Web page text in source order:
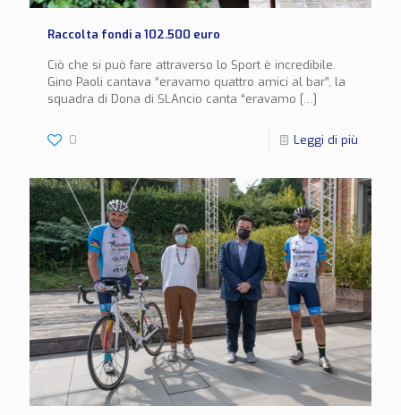
Raccolta fondi a 102.500 euro
Ciò che si può fare attraverso lo Sport è incredibile.
Gino Paoli cantava “eravamo quattro amici al bar”, la
squadra di Dona di SLAncio canta “eravamo […]
0 Leggi di più